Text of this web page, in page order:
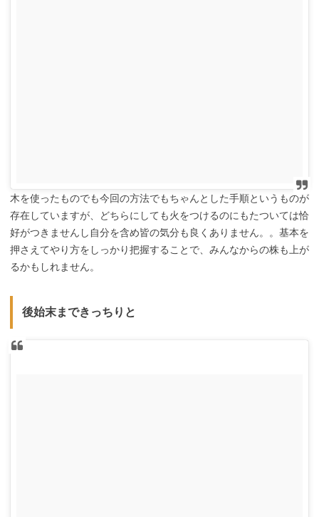
木を使ったものでも今回の方法でもちゃんとした手順というものが
存在していますが、どちらにしても火をつけるのにもたついては恰
好がつきませんし自分を含め皆の気分も良くありません。。基本を
押さえてやり方をしっかり把握することで、みんなからの株も上が
るかもしれません。
後始末まできっちりと